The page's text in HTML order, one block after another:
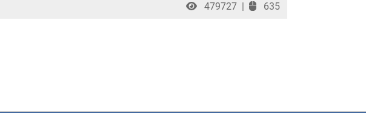
479727 | 635